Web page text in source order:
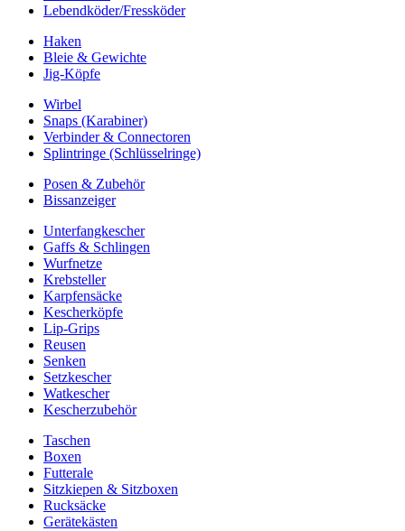
Lebendköder/Fressköder
Haken
Bleie & Gewichte
Jig-Köpfe
Wirbel
Snaps (Karabiner)
Verbinder & Connectoren
Splintringe (Schlüsselringe)
Posen & Zubehör
Bissanzeiger
Unterfangkescher
Gaffs & Schlingen
Wurfnetze
Krebsteller
Karpfensäcke
Kescherköpfe
Lip-Grips
Reusen
Senken
Setzkescher
Watkescher
Kescherzubehör
Taschen
Boxen
Futterale
Sitzkiepen & Sitzboxen
Rucksäcke
Gerätekästen